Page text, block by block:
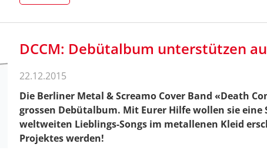
DCCM: Debütalbum unterstützen
22.12.2015
Die Berliner Metal & Screamo Cover Band «Death
grossen Debütalbum. Mit Eurer Hilfe wollen sie
weltweiten Lieblings-Songs im metallenen Kleid
Projektes werden!